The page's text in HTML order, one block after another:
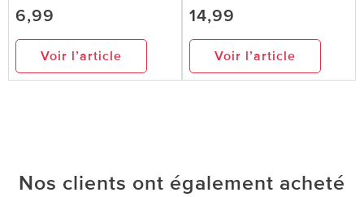
6,99
Voir l’article
14,99
Voir l’article
Nos clients ont également acheté